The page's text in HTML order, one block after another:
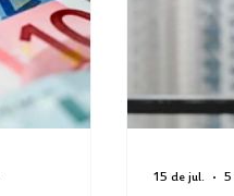
15 de jul. 5